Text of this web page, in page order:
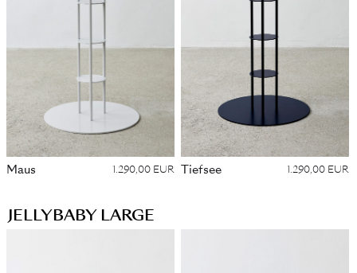
Maus 1.290,00 EUR Tiefsee 1.290,00 EUR
JELLYBABY LARGE